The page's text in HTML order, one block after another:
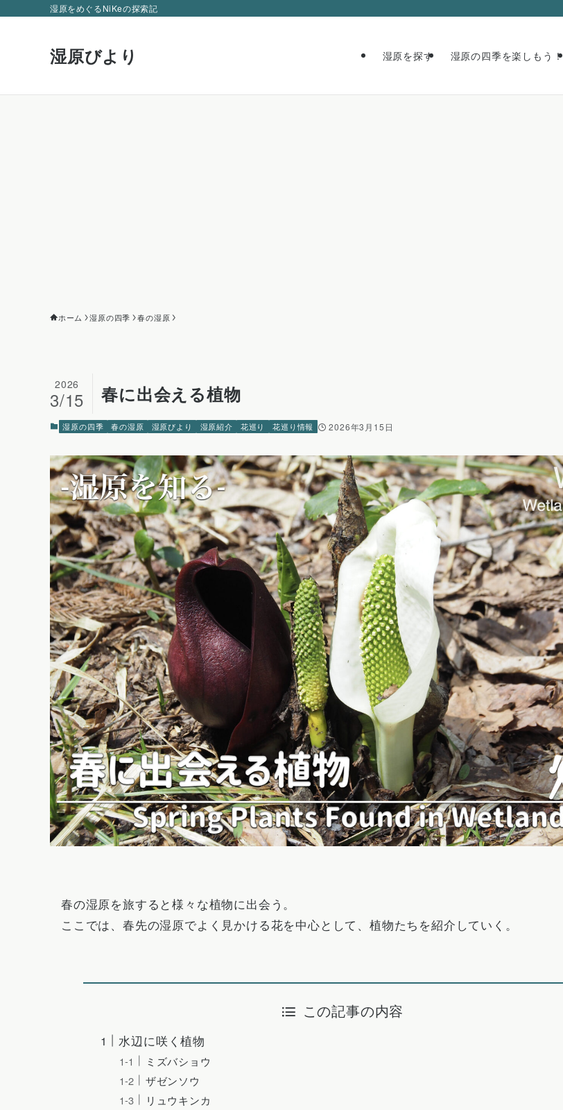
湿原をめぐるNiKeの探索記
湿原びより 湿原を探す 湿原の四季を楽しもう！
ホーム 湿原の四季 春の湿原
春に出会える植物
2026
3/15
湿原の四季 春の湿原 湿原びより 湿原紹介 花巡り 花巡り情報 2026年3月15日
春の湿原を旅すると様々な植物に出会う。
ここでは、春先の湿原でよく見かける花を中心として、植物たちを紹介していく。
この記事の内容
水辺に咲く植物
ミズバショウ
ザゼンソウ
リュウキンカ